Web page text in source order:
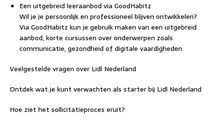
Een uitgebreid leeraanbod via GoodHabitz
Wil je je persoonlijk en professioneel blijven ontwikkelen?
Via GoodHabitz kun je gebruik maken van een uitgebreid
aanbod, korte cursussen over onderwerpen zoals
communicatie, gezondheid of digitale vaardigheden.
Veelgestelde vragen over Lidl Nederland
Ontdek wat je kunt verwachten als starter bij Lidl Nederland
Hoe ziet het sollicitatieproces eruit?